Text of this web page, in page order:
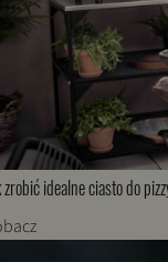
zrobić idealne ciasto do